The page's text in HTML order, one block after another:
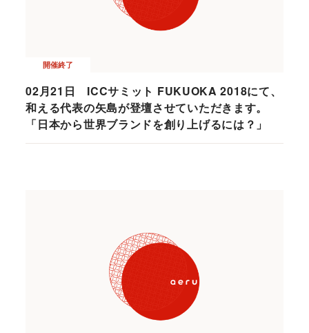
開催終了
02月21日 ICCサミット FUKUOKA 2018にて、
和える代表の矢島が登壇させていただきます。
「日本から世界ブランドを創り上げるには？」